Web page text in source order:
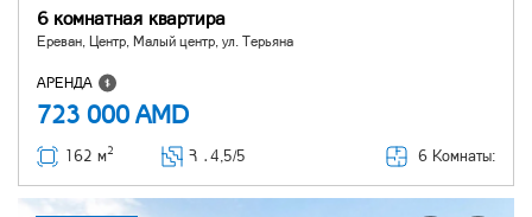
6 комнатная квартира
Ереван, Центр, Малый центр, ул. Терьяна
АРЕНДА
723 000 AMD
162 м2 Հ ․ 4,5/5 6 Комнаты: